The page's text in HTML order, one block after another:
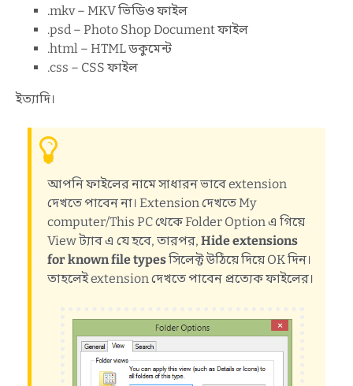
.mkv – MKV ভিডিও ফাইল
.psd – Photo Shop Document ফাইল
.html – HTML ডকুমেন্ট
.css – CSS ফাইল
ইত্যাদি।
আপনি ফাইলের নামে সাধারন ভাবে extension
দেখতে পাবেন না। Extension দেখতে My
computer/This PC থেকে Folder Option এ গিয়ে
View ট্যাব এ যে হবে, তারপর, Hide extensions
for known file typesসিলেক্ট উঠিয়ে দিয়ে OK দিন।
তাহলেই extension দেখতে পাবেন প্রত্যেক ফাইলের।